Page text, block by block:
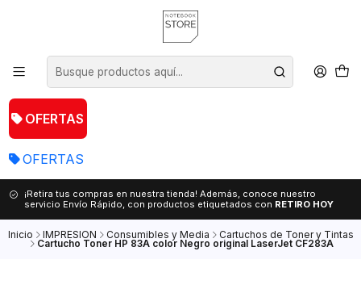
OFERTAS
OFERTAS
¡Retira tus compras en nuestra tienda! Además, conoce nuestro
servicio Envío Rápido, con productos etiquetados con RETIRO HOY
Inicio IMPRESION Consumibles y Media Cartuchos de Toner y Tintas
Cartucho Toner HP 83A color Negro original LaserJet CF283A